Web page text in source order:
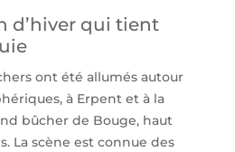
d’hiver qui tient
ont été allumés autour
à Erpent et à la
bûcher de Bouge, haut
La scène est connue des